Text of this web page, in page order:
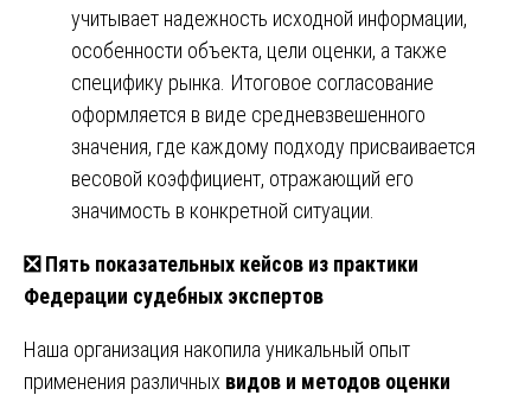
учитывает надежность исходной информации,
особенности объекта, цели оценки, а также
специфику рынка. Итоговое согласование
оформляется в виде средневзвешенного
значения, где каждому подходу присваивается
весовой коэффициент, отражающий его
значимость в конкретной ситуации.
❎Пять показательных кейсов из практики
Федерации судебных экспертов
Наша организация накопила уникальный опыт
применения различных видов и методов оценки